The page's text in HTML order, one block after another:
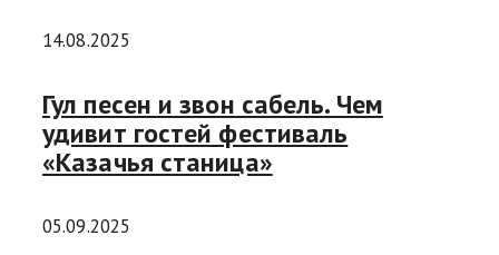
14.08.2025
Гул песен и звон сабель. Чем
удивит гостей фестиваль
«Казачья станица»
05.09.2025